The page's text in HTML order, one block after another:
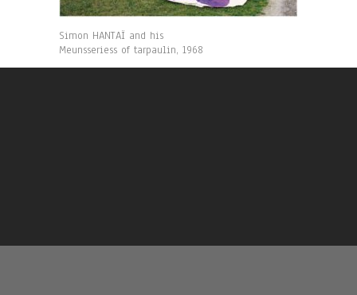
Simon HANTAÏ and his
Meunsseriess of tarpaulin, 1968